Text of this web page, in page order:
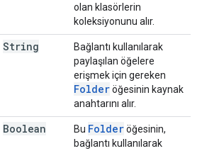
olan klasörlerin
koleksiyonunu alır.
String
Bağlantı kullanılarak
paylaşılan öğelere
erişmek için gereken
Folderöğesinin kaynak
anahtarını alır.
Boolean Bu Folderöğesinin,
bağlantı kullanılarak